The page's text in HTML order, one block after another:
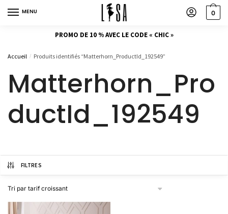
MENU 0
PROMO DE 10 % AVEC LE CODE « CHIC »
Accueil / Produits identifiés “Matterhorn_ProductId_192549”
Matterhorn_Pro
ductId_192549
FILTRES